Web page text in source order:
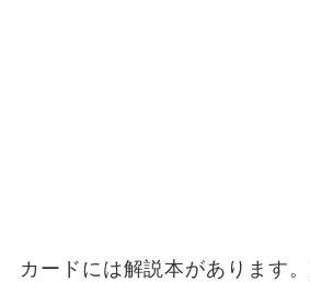
カードには解説本があります